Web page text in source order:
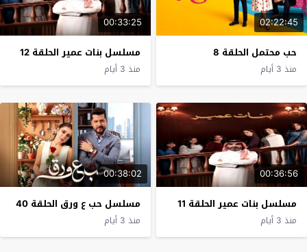
02:22:45
حب محتمل الحلقة 8
منذ 3 أيام
00:33:25
مسلسل بنات عمير الحلقة 12
منذ 3 أيام
00:36:56
مسلسل بنات عمير الحلقة 11
منذ 3 أيام
00:38:02
مسلسل حب ع ورق الحلقة 40
منذ 3 أيام